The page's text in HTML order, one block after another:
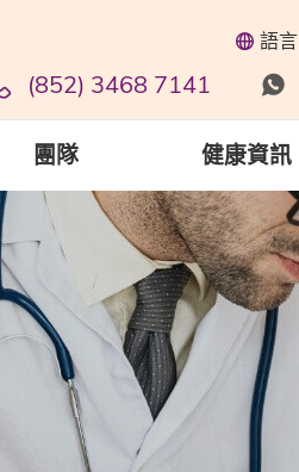
語言
(852) 3468 7141
團隊 健康資訊